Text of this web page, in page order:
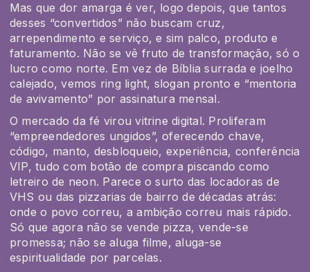
Mas que dor amarga é ver, logo depois, que tantos
desses “convertidos” não buscam cruz,
arrependimento e serviço, e sim palco, produto e
faturamento. Não se vê fruto de transformação, só o
lucro como norte. Em vez de Bíblia surrada e joelho
calejado, vemos ring light, slogan pronto e “mentoria
de avivamento” por assinatura mensal.
O mercado da fé virou vitrine digital. Proliferam
“empreendedores ungidos”, oferecendo chave,
código, manto, desbloqueio, experiência, conferência
VIP, tudo com botão de compra piscando como
letreiro de neon. Parece o surto das locadoras de
VHS ou das pizzarias de bairro de décadas atrás:
onde o povo correu, a ambição correu mais rápido.
Só que agora não se vende pizza, vende-se
promessa; não se aluga filme, aluga-se
espiritualidade por parcelas.